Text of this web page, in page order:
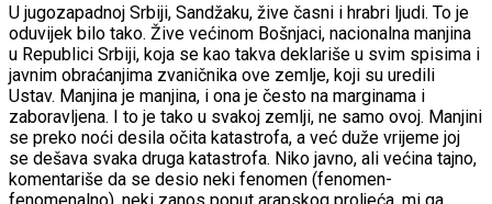
U jugozapadnoj Srbiji, Sandžaku, žive časni i hrabri ljudi. To je
oduvijek bilo tako. Žive većinom Bošnjaci, nacionalna manjina
u Republici Srbiji, koja se kao takva deklariše u svim spisima i
javnim obraćanjima zvaničnika ove zemlje, koji su uredili
Ustav. Manjina je manjina, i ona je često na marginama i
zaboravljena. I to je tako u svakoj zemlji, ne samo ovoj. Manjini
se preko noći desila očita katastrofa, a već duže vrijeme joj
se dešava svaka druga katastrofa. Niko javno, ali većina tajno,
komentariše da se desio neki fenomen (fenomen-